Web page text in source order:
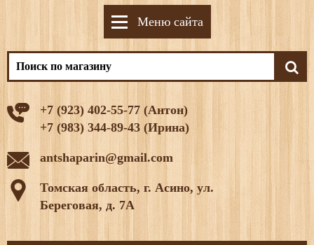
Меню сайта
+7 (923) 402-55-77 (Антон)
+7 (983) 344-89-43 (Ирина)
antshaparin@gmail.com
Томская область, г. Асино, ул.
Береговая, д. 7А